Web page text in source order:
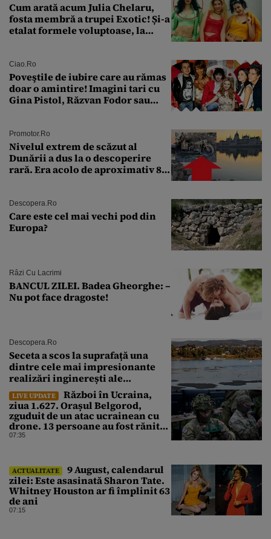
Cum arată acum Julia Chelaru,
fosta membră a trupei Exotic! Și-a
etalat formele voluptoase, la
Ciao.ro
Poveştile de iubire care au rămas
doar o amintire! Imagini tari cu
Gina Pistol, Răzvan Fodor sau
Promotor.ro
Nivelul extrem de scăzut al
Dunării a dus la o descoperire
rară. Era acolo de aproximativ 80
Descopera.ro
Care este cel mai vechi pod din
Europa?
Râzi Cu Lacrimi
BANCUL ZILEI. Badea Gheorghe: –
Nu pot face dragoste!
Descopera.ro
Seceta a scos la suprafață una
dintre cele mai impresionante
realizări inginerești ale
Imperiului Roman
LIVE UPDATE
Război în Ucraina,
ziua 1.627. Orașul Belgorod,
zguduit de un atac ucrainean cu
drone. 13 persoane au fost rănite
și mai multe clădiri, incendiate
07:35
ACTUALITATE
9 August, calendarul
zilei: Este asasinată Sharon Tate.
Whitney Houston ar fi împlinit 63
de ani
07:15